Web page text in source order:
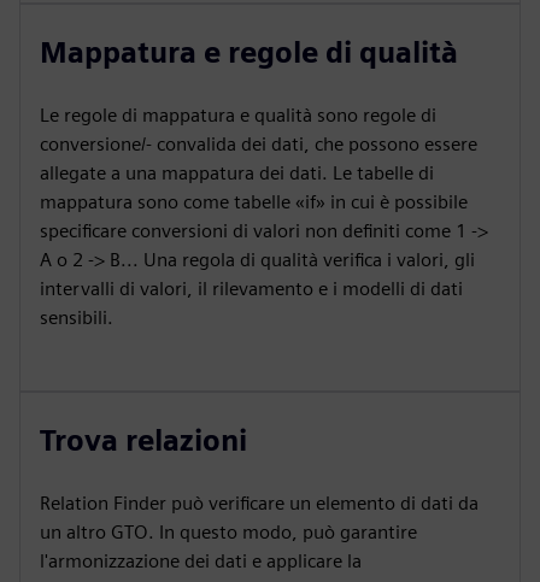
Mappatura e regole di qualità
Le regole di mappatura e qualità sono regole di
conversione/- convalida dei dati, che possono essere
allegate a una mappatura dei dati. Le tabelle di
mappatura sono come tabelle «if» in cui è possibile
specificare conversioni di valori non definiti come 1 ->
A o 2 -> B... Una regola di qualità verifica i valori, gli
intervalli di valori, il rilevamento e i modelli di dati
sensibili.
Trova relazioni
Relation Finder può verificare un elemento di dati da
un altro GTO. In questo modo, può garantire
l'armonizzazione dei dati e applicare la